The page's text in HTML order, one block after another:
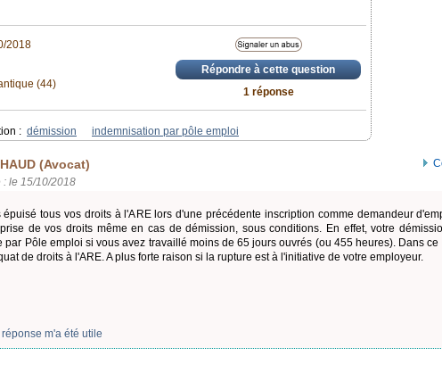
2018
(44)
Répondre à cette question
1 réponse
: démission indemnisation par pôle emploi
(Avocat)
: le 15/10/2018
tous vos droits à l'ARE lors d'une précédente inscription comme demandeur
de vos droits même en cas de démission, sous conditions. En effet, votre
par Pôle emploi si vous avez travaillé moins de 65 jours ouvrés (ou 455 heures). Dans ce
de droits à l'ARE. A plus forte raison si la rupture est à l'initiative de votre employeur.
réponse m'a été utile